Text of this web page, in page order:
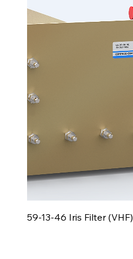
59-13-46 Iris Filter (VHF)